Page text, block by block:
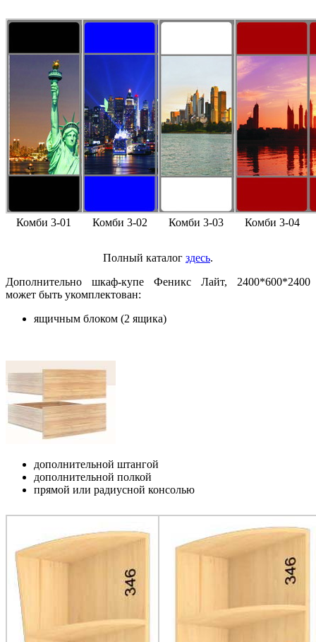
Комби 3-01 Комби 3-02 Комби 3-03 Комби 3-04
Полный каталог здесь.
Дополнительно шкаф-купе Феникс Лайт, 2400*600*2400
может быть укомплектован:
ящичным блоком (2 ящика)
дополнительной штангой
дополнительной полкой
прямой или радиусной консолью